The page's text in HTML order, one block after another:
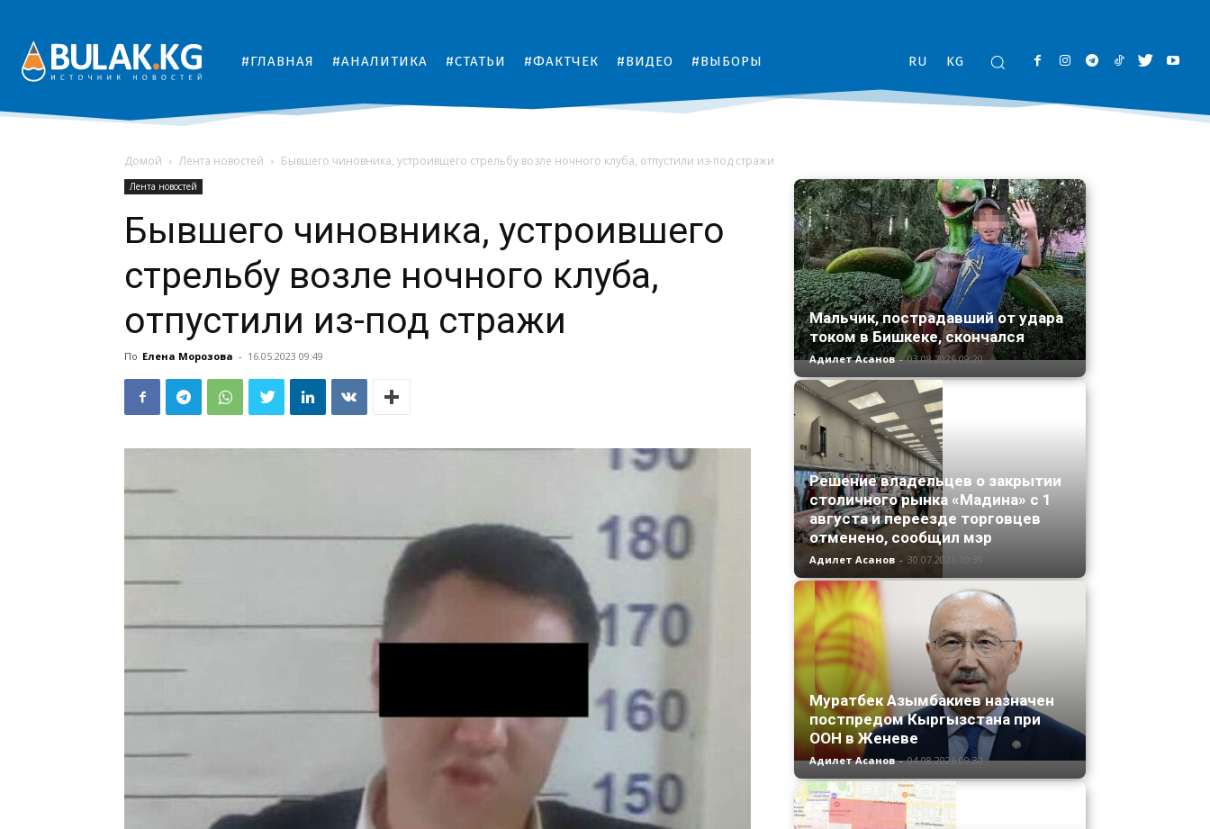
#ГЛАВНАЯ #АНАЛИТИКА #СТАТЬИ #ФАКТЧЕК #ВИДЕО #ВЫБОРЫ RU KG
Домой Лента новостей Бывшего чиновника, устроившего стрельбу возле ночного клуба, отпустили из-под стражи
Лента новостей
Бывшего чиновника, устроившего
стрельбу возле ночного клуба,
отпустили из-под стражи
По Елена Морозова - 16.05.2023 09:49
Мальчик, пострадавший от удара
током в Бишкеке, скончался
Адилет Асанов - 03.08.2026 09:20
Решение владельцев о закрытии
столичного рынка «Мадина» с 1
августа и переезде торговцев
отменено, сообщил мэр
Адилет Асанов - 30.07.2026 10:39
Муратбек Азымбакиев назначен
постпредом Кыргызстана при
ООН в Женеве
Адилет Асанов - 04.08.2026 09:30